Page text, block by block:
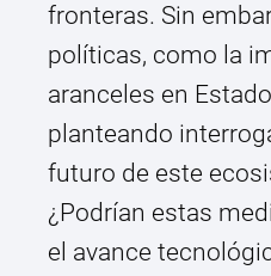
fronteras. Sin
políticas, como la
aranceles en
planteando
futuro de este
¿Podrían estas
el avance